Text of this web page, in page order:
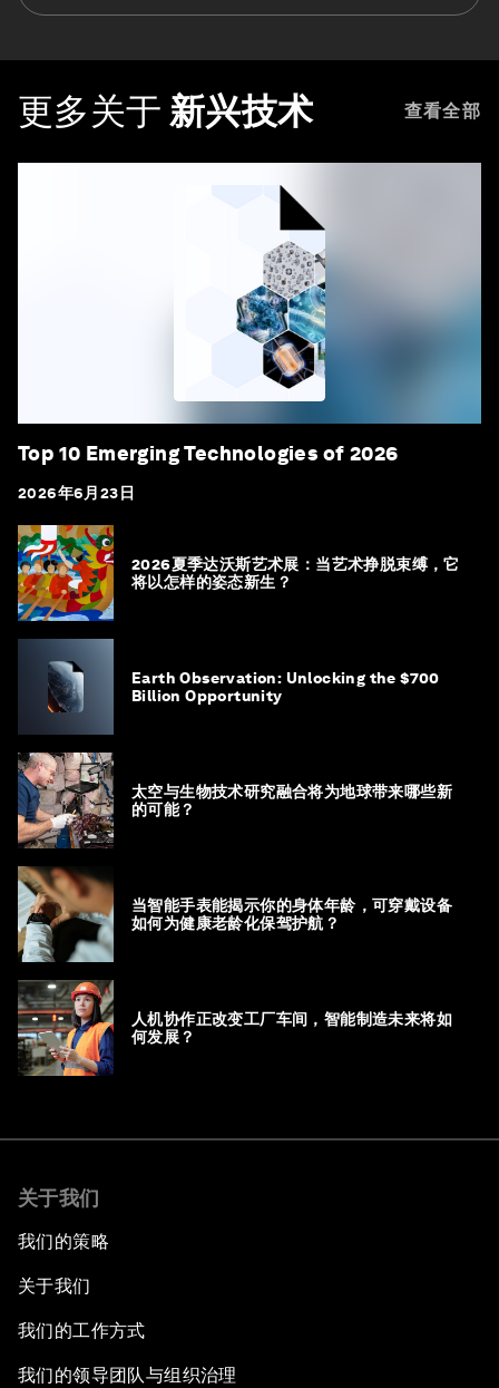
更多关于 新兴技术 查看全部
Top 10 Emerging Technologies of 2026
2026年6月23日
2026夏季达沃斯艺术展：当艺术挣脱束缚，它
将以怎样的姿态新生？
Earth Observation: Unlocking the $700
Billion Opportunity
太空与生物技术研究融合将为地球带来哪些新
的可能？
当智能手表能揭示你的身体年龄，可穿戴设备
如何为健康老龄化保驾护航？
人机协作正改变工厂车间，智能制造未来将如
何发展？
关于我们
我们的策略
关于我们
我们的工作方式
我们的领导团队与组织治理